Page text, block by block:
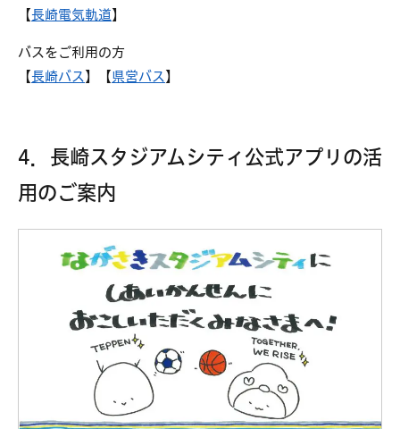
【長崎電気軌道 】
バスをご利用の方
【長崎バス 】【 県営バス 】
4．長崎スタジアムシティ公式アプリの活
用のご案内